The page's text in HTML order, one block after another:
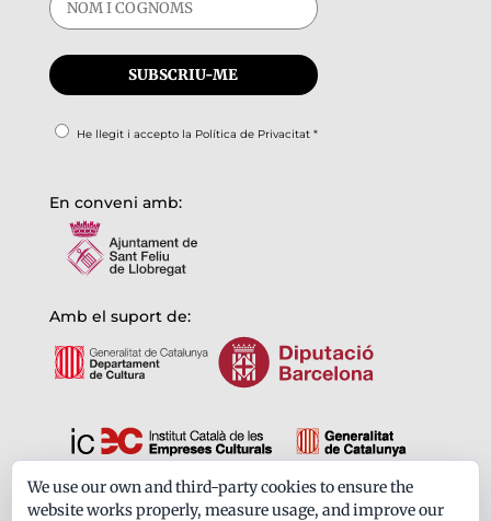
He llegit i accepto la Política de Privacitat*
En conveni amb:
Amb el suport de:
Formem part de:
We use our own and third-party cookies to ensure the
website works properly, measure usage, and improve our